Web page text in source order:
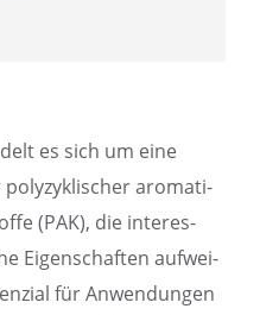
es sich um eine
aroma­ti­
(PAK), die inter­es­
Eigen­schaf­ten aufwei­
für Anwen­dun­gen